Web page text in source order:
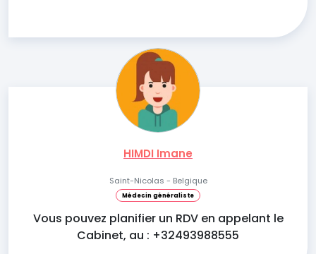
HIMDI Imane
Saint-Nicolas - Belgique
Médecin généraliste
Vous pouvez planifier un RDV en appelant le
Cabinet, au : +32493988555